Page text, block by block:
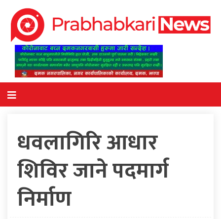
धवलागिरि आधार
शिविर जाने पदमार्ग
निर्माण